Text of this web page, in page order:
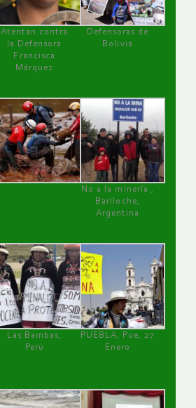
Atentan contra
la Defensora
Francisca
Márquez
Defensoras de
Bolivia
No a la minería ,
Bariloche,
Argentina
Las Bambas,
Perú
PUEBLA, Pue, 27
Enero